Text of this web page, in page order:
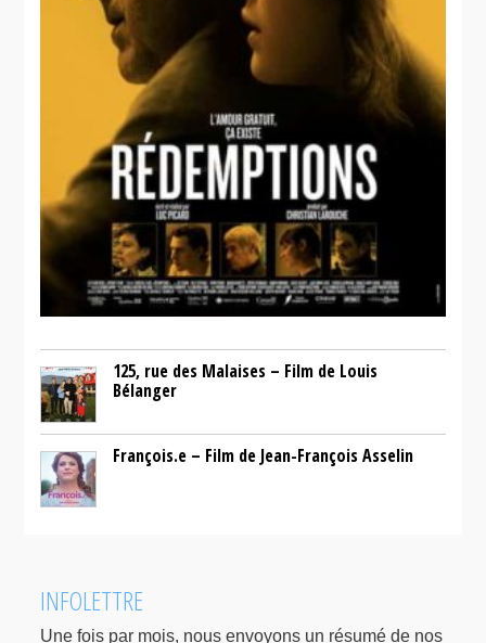
125, rue des Malaises – Film de Louis
Bélanger
François.e – Film de Jean-François Asselin
INFOLETTRE
Une fois par mois, nous envoyons un résumé de nos